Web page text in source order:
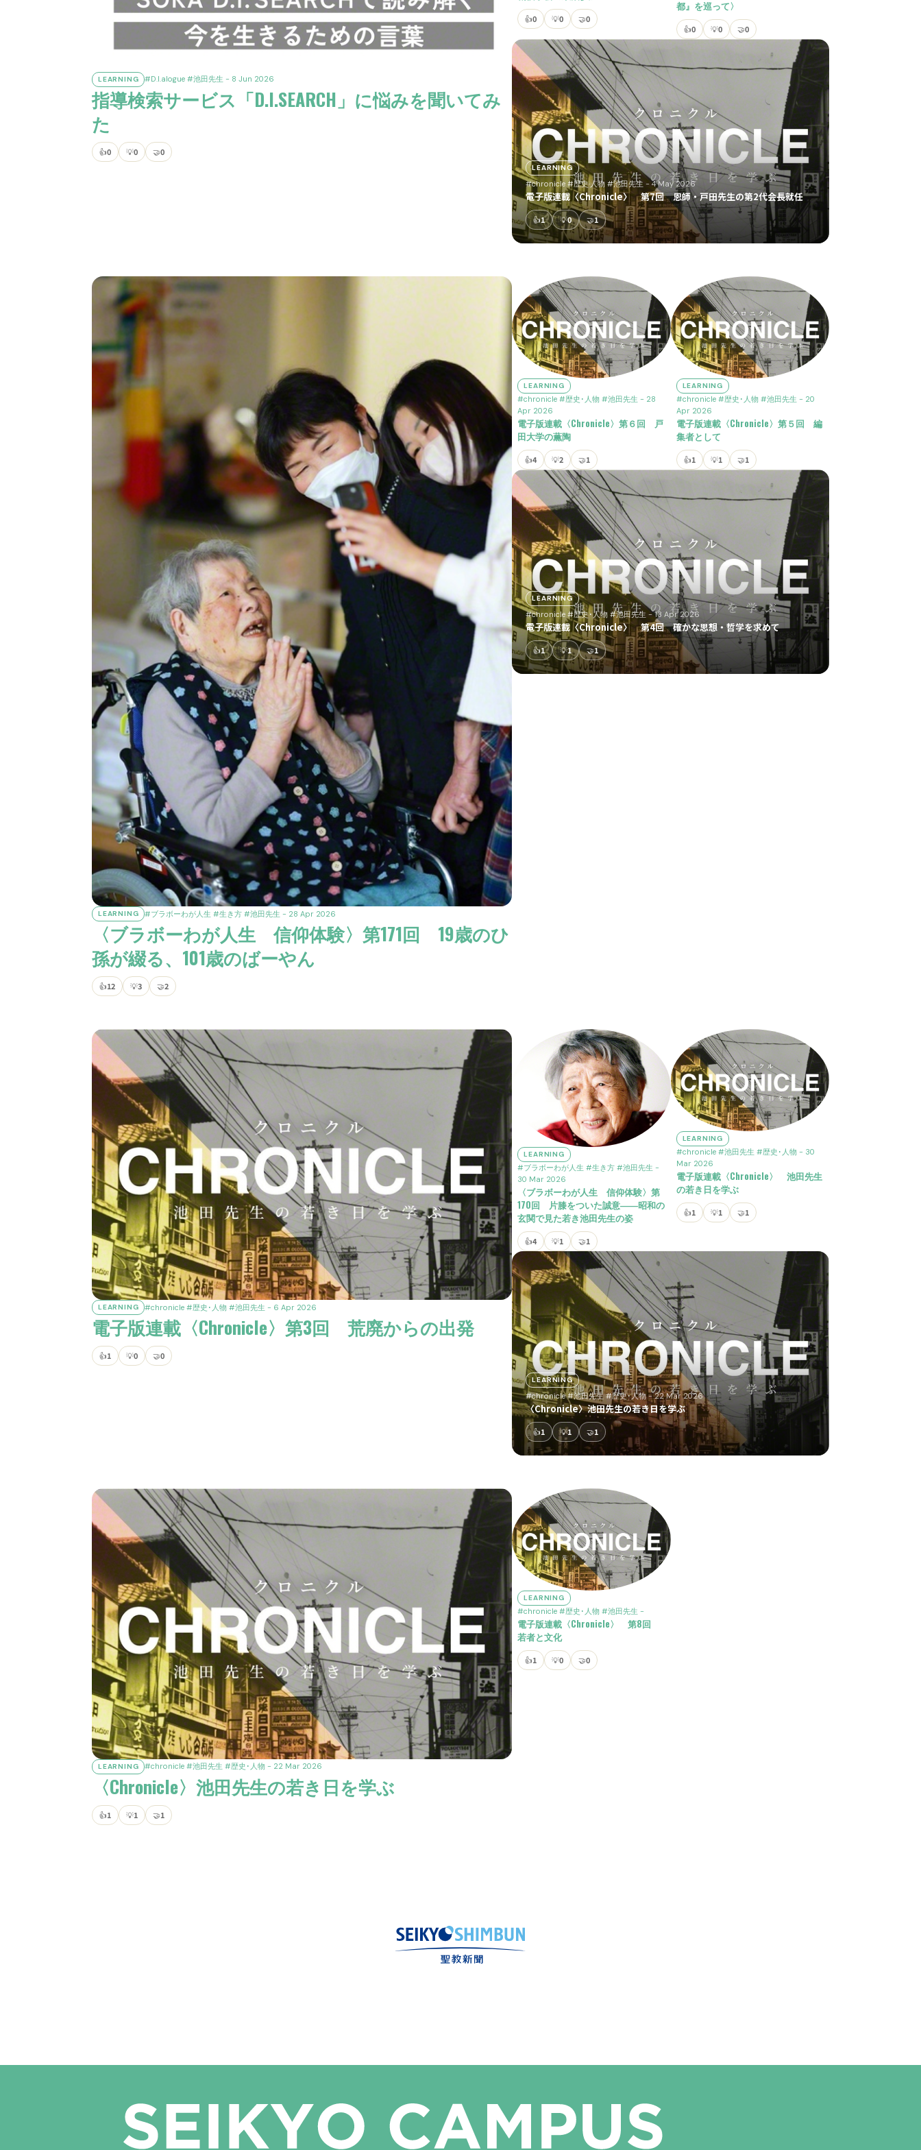
LEARNING #D.I.alogue #池田先生 - 8 Jun 2026
指導検索サービス「D.I.SEARCH」に悩みを聞いてみ
た
👍0 💡0 🤝0
👍0 💡0 🤝0
都』を巡って〉
👍0 💡0 🤝0
LEARNING
#chronicle #歴史·人物 #池田先生 - 4 May 2026
電子版連載〈Chronicle〉 第7回 恩師・戸田先生の第2代会長就任
👍1 💡0 🤝1
LEARNING #ブラボーわが人生 #生き方 #池田先生 - 28 Apr 2026
〈ブラボーわが人生 信仰体験〉第171回 19歳のひ
孫が綴る、101歳のばーやん
👍12 💡3 🤝2
LEARNING
#chronicle #歴史･人物 #池田先生 - 28
Apr 2026
電子版連載〈Chronicle〉第６回 戸
田大学の薫陶
👍4 💡2 🤝1
LEARNING
#chronicle #歴史･人物 #池田先生 - 20
Apr 2026
電子版連載〈Chronicle〉第５回 編
集者として
👍1 💡1 🤝1
LEARNING
#chronicle #歴史･人物 #池田先生 - 13 Apr 2026
電子版連載〈Chronicle〉 第4回 確かな思想・哲学を求めて
👍1 💡1 🤝1
LEARNING #chronicle #歴史･人物 #池田先生 - 6 Apr 2026
電子版連載〈Chronicle〉第3回 荒廃からの出発
👍1 💡0 🤝0
LEARNING
#ブラボーわが人生 #生き方 #池田先生 -
30 Mar 2026
〈ブラボーわが人生 信仰体験〉第
170回 片膝をついた誠意――昭和の
玄関で見た若き池田先生の姿
👍4 💡1 🤝1
LEARNING
#chronicle #池田先生 #歴史･人物- 30
Mar 2026
電子版連載〈Chronicle〉 池田先生
の若き日を学ぶ
👍1 💡1 🤝1
LEARNING
#chronicle #池田先生 #歴史･人物- 22 Mar 2026
〈Chronicle〉池田先生の若き日を学ぶ
👍1 💡1 🤝1
LEARNING #chronicle #池田先生 #歴史･人物 - 22 Mar 2026
〈Chronicle〉池田先生の若き日を学ぶ
👍1 💡1 🤝1
LEARNING
#chronicle #歴史･人物 #池田先生 -
電子版連載〈Chronicle〉 第8回
若者と文化
👍1 💡0 🤝0